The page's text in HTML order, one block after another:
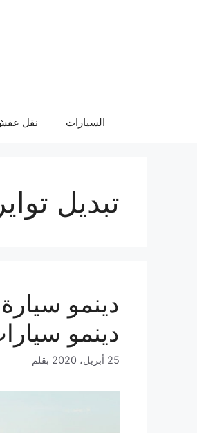
السيارات نقل
تبديل
دينمو
25 أبريل، 2020 بقلم